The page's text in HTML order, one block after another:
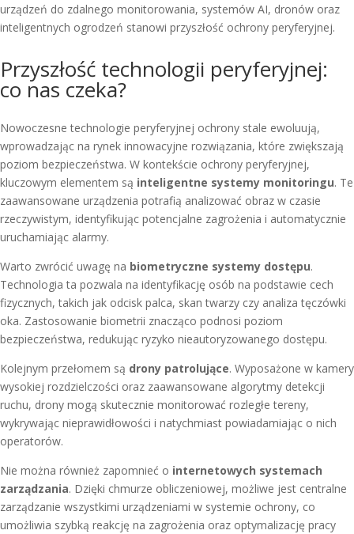
urządzeń do zdalnego monitorowania, systemów AI, dronów oraz
inteligentnych ogrodzeń stanowi przyszłość ochrony peryferyjnej.
Przyszłość technologii peryferyjnej:
co nas czeka?
Nowoczesne technologie peryferyjnej ochrony stale ewoluują,
wprowadzając na rynek innowacyjne rozwiązania, które zwiększają
poziom bezpieczeństwa. W kontekście ochrony peryferyjnej,
kluczowym elementem są inteligentne systemy monitoringu. Te
zaawansowane urządzenia potrafią analizować obraz w czasie
rzeczywistym, identyfikując potencjalne zagrożenia i automatycznie
uruchamiając alarmy.
Warto zwrócić uwagę na biometryczne systemy dostępu.
Technologia ta pozwala na identyfikację osób na podstawie cech
fizycznych, takich jak odcisk palca, skan twarzy czy analiza tęczówki
oka. Zastosowanie biometrii znacząco podnosi poziom
bezpieczeństwa, redukując ryzyko nieautoryzowanego dostępu.
Kolejnym przełomem są drony patrolujące. Wyposażone w kamery
wysokiej rozdzielczości oraz zaawansowane algorytmy detekcji
ruchu, drony mogą skutecznie monitorować rozległe tereny,
wykrywając nieprawidłowości i natychmiast powiadamiając o nich
operatorów.
Nie można również zapomnieć o internetowych systemach
zarządzania. Dzięki chmurze obliczeniowej, możliwe jest centralne
zarządzanie wszystkimi urządzeniami w systemie ochrony, co
umożliwia szybką reakcję na zagrożenia oraz optymalizację pracy